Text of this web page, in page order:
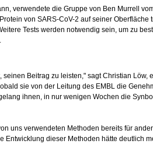
verwendete die Gruppe von Ben Murrell
von SARS-CoV-2 auf seiner Oberfläche
Tests werden notwendig sein, um zu
Beitrag zu leisten," sagt Christian Löw,
sie von der Leitung des EMBL die
ihnen, in nur wenigen Wochen die
uns verwendeten Methoden bereits für
Entwicklung dieser Methoden hätte deutlich